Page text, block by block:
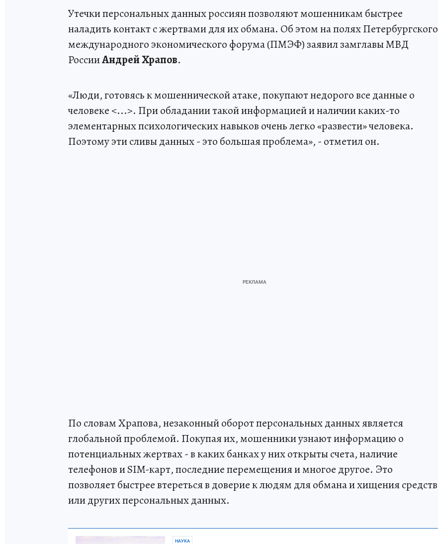
Утечки персональных данных россиян позволяют мошенникам быстрее
наладить контакт с жертвами для их обмана. Об этом на полях Петербургского
международного экономического форума (ПМЭФ) заявил замглавы МВД
РоссииАндрей Храпов.
«Люди, готовясь к мошеннической атаке, покупают недорого все данные о
человеке <...>. При обладании такой информацией и наличии каких-то
элементарных психологических навыков очень легко «развести» человека.
Поэтому эти сливы данных - это большая проблема», - отметил он.
По словам Храпова, незаконный оборот персональных данных является
глобальной проблемой. Покупая их, мошенники узнают информацию о
потенциальных жертвах - в каких банках у них открыты счета, наличие
телефонов и SIM-карт, последние перемещения и многое другое. Это
позволяет быстрее втереться в доверие к людям для обмана и хищения средств
или других персональных данных.
НАУКА